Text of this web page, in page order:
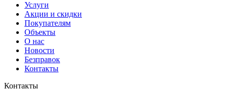
Услуги
Акции и скидки
Покупателям
Объекты
О нас
Новости
Безправок
Контакты
Контакты